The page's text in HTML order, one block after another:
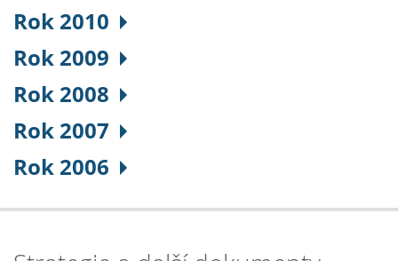
Rok 2010
Rok 2009
Rok 2008
Rok 2007
Rok 2006